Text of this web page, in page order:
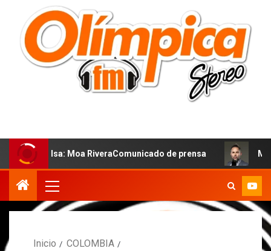
Moa RiveraComunicado de prensa MARCOS
Inicio
COLOMBIA